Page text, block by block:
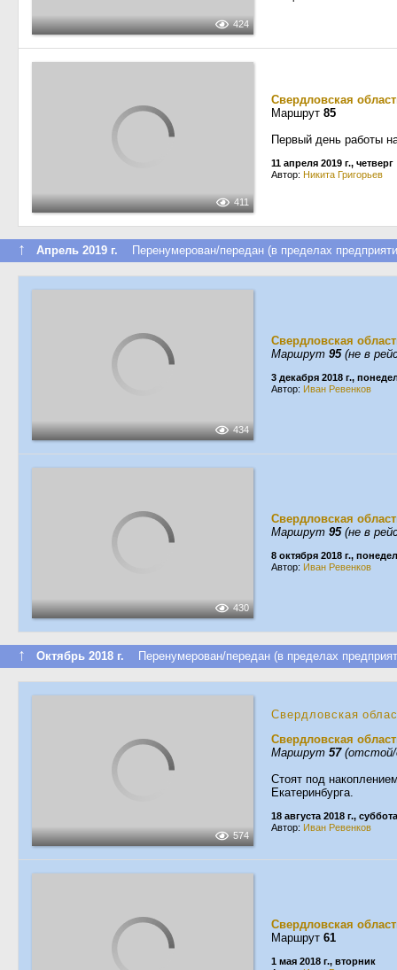
424
411
Свердловская
Маршрут 85
Первый день работы
11 апреля 2019 г., четверг
Автор: Никита Григорьев
↑ Апрель 2019 г. Перенумерован/передан (в пределах
434
Свердловская
Маршрут 95(не в
3 декабря 2018 г.,
Автор: Иван Ревенков
430
Свердловская
Маршрут 95(не в
8 октября 2018 г.,
Автор: Иван Ревенков
↑ Октябрь 2018 г. Перенумерован/передан (в пределах
574
Свердловская
Свердловская
Маршрут 57(отстой/
Стоят под
Екатеринбурга.
18 августа 2018 г., суббота
Автор: Иван Ревенков
Свердловская
Маршрут 61
1 мая 2018 г., вторник